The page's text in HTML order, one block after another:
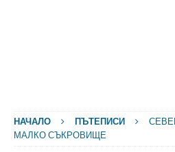
НАЧАЛО ПЪТЕПИСИ
МАЛКО СЪКРОВИЩЕ